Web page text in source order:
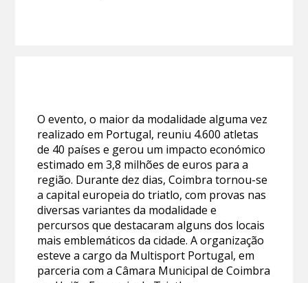
O evento, o maior da modalidade alguma vez
realizado em Portugal, reuniu 4.600 atletas
de 40 países e gerou um impacto económico
estimado em 3,8 milhões de euros para a
região. Durante dez dias, Coimbra tornou-se
a capital europeia do triatlo, com provas nas
diversas variantes da modalidade e
percursos que destacaram alguns dos locais
mais emblemáticos da cidade. A organização
esteve a cargo da Multisport Portugal, em
parceria com a Câmara Municipal de Coimbra